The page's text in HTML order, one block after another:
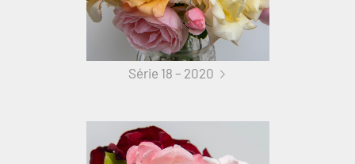
Série 18 – 2020